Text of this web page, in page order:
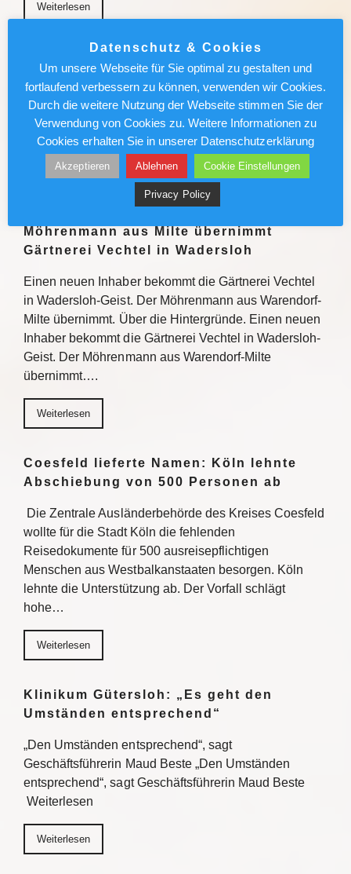
Weiterlesen
München News : Absolut sehenswert!
„Carmen“ im Deutschen Theater
Enrique Gasa Valga verbindet Bizet und Mérimée
überraschend und sinnlich zu temporeichem
Tanztheater Weiterlesen
Weiterlesen
Möhrenmann aus Milte übernimmt
Gärtnerei Vechtel in Wadersloh
Einen neuen Inhaber bekommt die Gärtnerei Vechtel
in Wadersloh-Geist. Der Möhrenmann aus Warendorf-
Milte übernimmt. Über die Hintergründe. Einen neuen
Inhaber bekommt die Gärtnerei Vechtel in Wadersloh-
Geist. Der Möhrenmann aus Warendorf-Milte
übernimmt….
Weiterlesen
Coesfeld lieferte Namen: Köln lehnte
Abschiebung von 500 Personen ab
Die Zentrale Ausländerbehörde des Kreises Coesfeld
wollte für die Stadt Köln die fehlenden
Reisedokumente für 500 ausreisepflichtigen
Menschen aus Westbalkanstaaten besorgen. Köln
lehnte die Unterstützung ab. Der Vorfall schlägt
hohe…
Weiterlesen
Klinikum Gütersloh: „Es geht den
Umständen entsprechend“
„Den Umständen entsprechend“, sagt
Geschäftsführerin Maud Beste „Den Umständen
entsprechend“, sagt Geschäftsführerin Maud Beste
Weiterlesen
Weiterlesen
Datenschutz & Cookies
Um unsere Webseite für Sie optimal zu gestalten und
fortlaufend verbessern zu können, verwenden wir Cookies.
Durch die weitere Nutzung der Webseite stimmen Sie der
Verwendung von Cookies zu. Weitere Informationen zu
Cookies erhalten Sie in unserer Datenschutzerklärung
Akzeptieren Ablehnen Cookie Einstellungen
Privacy Policy